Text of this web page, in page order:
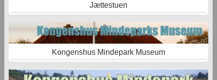
Jættestuen
Kongenshus Mindepark Museum